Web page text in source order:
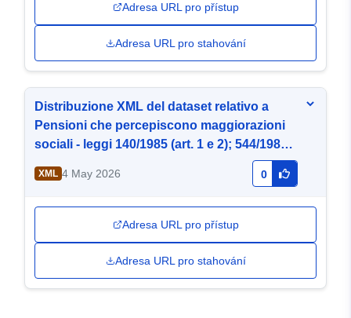
Adresa URL pro přístup
Adresa URL pro stahování
Distribuzione XML del dataset relativo a
Pensioni che percepiscono maggiorazioni
sociali - leggi 140/1985 (art. 1 e 2); 544/1988
XML 4 May 2026 0
Adresa URL pro přístup
Adresa URL pro stahování